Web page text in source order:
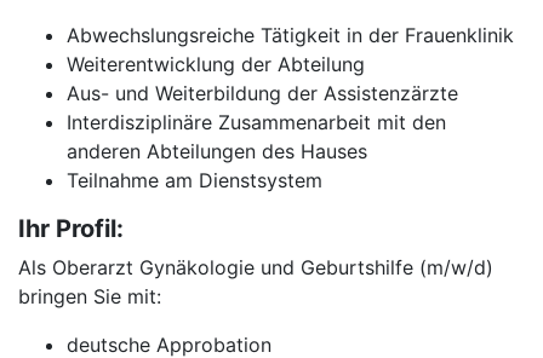
Abwechslungsreiche Tätigkeit in der Frauenklinik
Weiterentwicklung der Abteilung
Aus- und Weiterbildung der Assistenzärzte
Interdisziplinäre Zusammenarbeit mit den
anderen Abteilungen des Hauses
Teilnahme am Dienstsystem
Ihr Profil:
Als Oberarzt Gynäkologie und Geburtshilfe (m/w/d)
bringen Sie mit:
deutsche Approbation